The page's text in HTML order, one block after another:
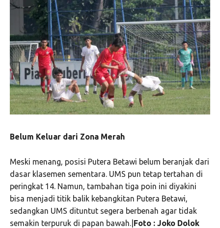
Belum Keluar dari Zona Merah
Meski menang, posisi Putera Betawi belum beranjak dari
dasar klasemen sementara. UMS pun tetap tertahan di
peringkat 14. Namun, tambahan tiga poin ini diyakini
bisa menjadi titik balik kebangkitan Putera Betawi,
sedangkan UMS dituntut segera berbenah agar tidak
semakin terpuruk di papan bawah.| Foto : Joko Dolok